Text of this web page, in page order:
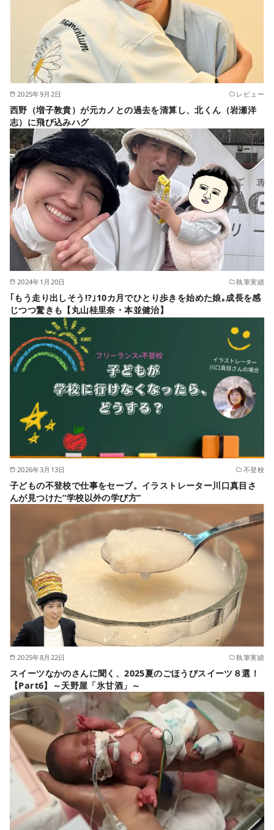
2025年9月2日 レビュー
西野（増子敦貴）が元カノとの過去を清算し、北くん（岩瀬洋
志）に飛び込みハグ
2024年1月20日 執筆実績
｢もう走り出しそう!?｣10カ月でひとり歩きを始めた娘｡成長を感
じつつ驚きも【丸山桂里奈・本並健治】
2026年3月13日 不登校
子どもの不登校で仕事をセーブ。イラストレーター川口真目さ
んが見つけた“学校以外の学び方”
2025年8月22日 執筆実績
スイーツなかのさんに聞く、2025夏のごほうびスイーツ８選！
【Part6】～天野屋「氷甘酒」～